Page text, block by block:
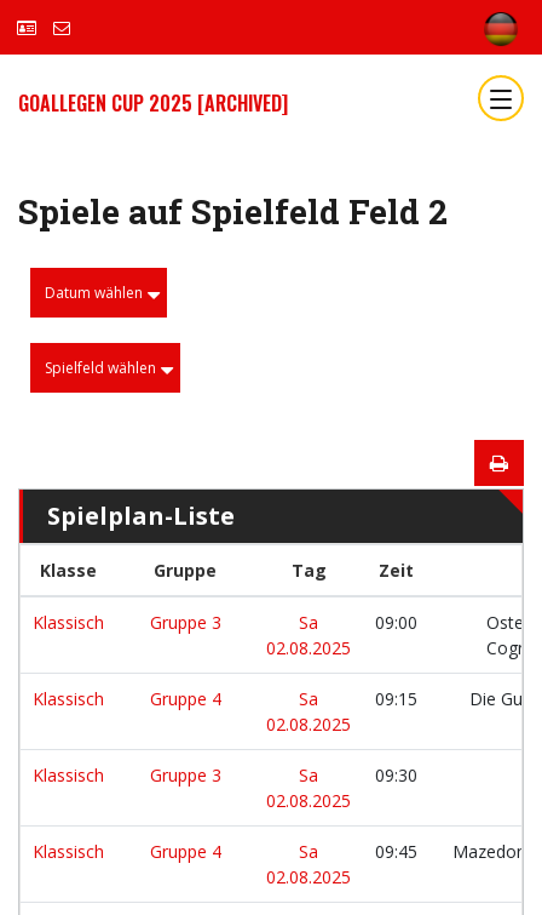
GOALLEGEN CUP 2025 [ARCHIVED]
Spiele auf Spielfeld Feld 2
Datum wählen
Spielfeld wählen
Spielplan-Liste
Klasse Gruppe Tag Zeit
Klassisch Gruppe 3
Sa
02.08.2025
09:00
Klassisch Gruppe 4
Sa
02.08.2025
09:15 Die
Klassisch Gruppe 3
Sa
02.08.2025
09:30
Klassisch Gruppe 4
Sa
02.08.2025
09:45